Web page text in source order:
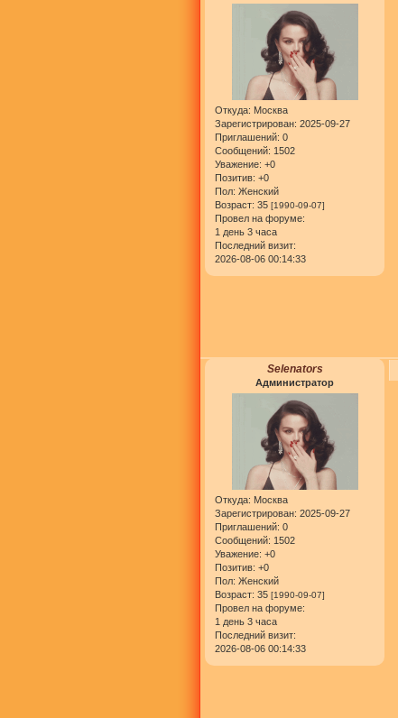
Откуда: Москва
Зарегистрирован: 2025-09-27
Приглашений: 0
Сообщений: 1502
Уважение: +0
Позитив: +0
Пол: Женский
Возраст: 35 [1990-09-07]
Провел на форуме:
1 день 3 часа
Последний визит:
2026-08-06 00:14:33
Selenators
Администратор
Откуда: Москва
Зарегистрирован: 2025-09-27
Приглашений: 0
Сообщений: 1502
Уважение: +0
Позитив: +0
Пол: Женский
Возраст: 35 [1990-09-07]
Провел на форуме:
1 день 3 часа
Последний визит:
2026-08-06 00:14:33